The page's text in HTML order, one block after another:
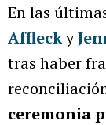
En las
Afflecky
tras haber
ceremonia